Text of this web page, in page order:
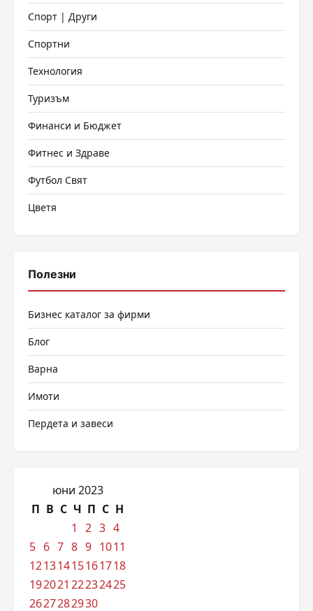
Спорт | Други
Спортни
Технология
Туризъм
Финанси и Бюджет
Фитнес и Здраве
Футбол Свят
Цветя
Полезни
Бизнес каталог за фирми
Блог
Варна
Имоти
Пердета и завеси
юни 2023
П В С Ч П С Н
1
2 3 4
5 6 7 8 9 1011
12131415161718
192021 22232425
2627282930